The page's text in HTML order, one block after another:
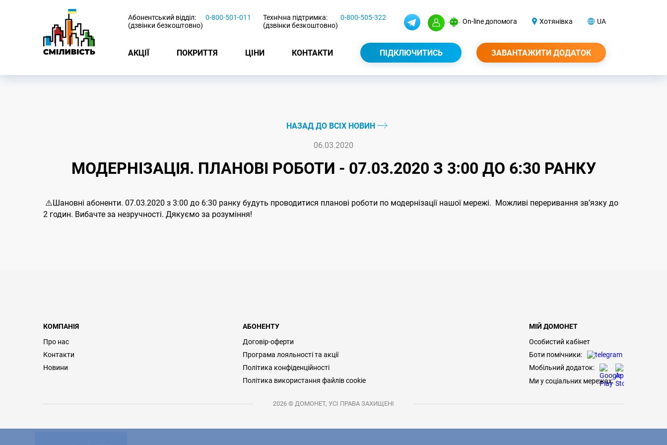
Абонентський відділ:
(дзвінки безкоштовно)
0-800-501-011
Технічна підтримка:
(дзвінки безкоштовно)
0-800-505-322 On-line допомога Хотянівка UA
АКЦІЇ ПОКРИТТЯ ЦІНИ КОНТАКТИ ПІДКЛЮЧИТИСЬ ЗАВАНТАЖИТИ ДОДАТОК
НАЗАД ДО ВСІХ НОВИН
06.03.2020
МОДЕРНІЗАЦІЯ. ПЛАНОВІ РОБОТИ - 07.03.2020 З 3:00 ДО 6:30 РАНКУ
⚠️Шановні абоненти. 07.03.2020 з 3:00 до 6:30 ранку будуть проводитися планові роботи по модернізації нашої мережі. Можливі переривання звʼязку до
2 годин. Вибачте за незручності. Дякуємо за розуміння!
КОМПАНІЯ
Про нас
Контакти
Новини
АБОНЕНТУ
Договір-оферти
Програма лояльності та акції
Політика конфіденційності
Політика використання файлів cookie
МІЙ ДОМОНЕТ
Особистий кабінет
Боти помічники:
Мобільний додаток:
Ми у соціальних мережах:
2026 © ДОМОНЕТ, УСІ ПРАВА ЗАХИЩЕНІ